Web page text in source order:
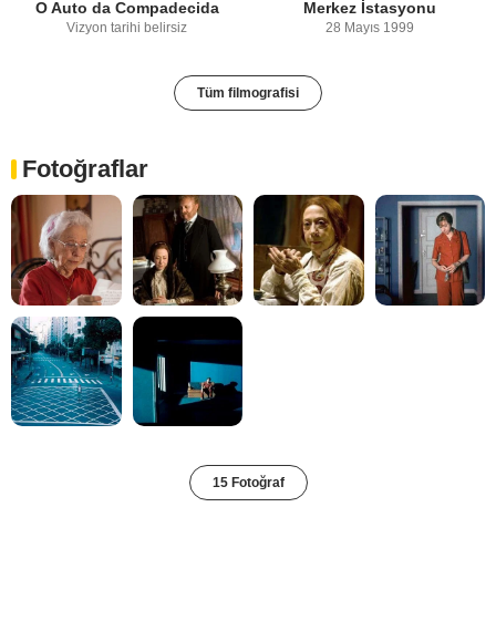
O Auto da Compadecida
Vizyon tarihi belirsiz
Merkez İstasyonu
28 Mayıs 1999
Tüm filmografisi
Fotoğraflar
15 Fotoğraf